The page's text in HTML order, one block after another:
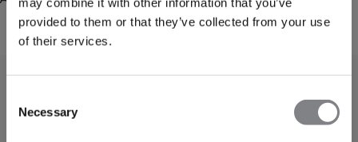
provided to them or that they’ve collected from your use
of their services.
Selection
Necessary